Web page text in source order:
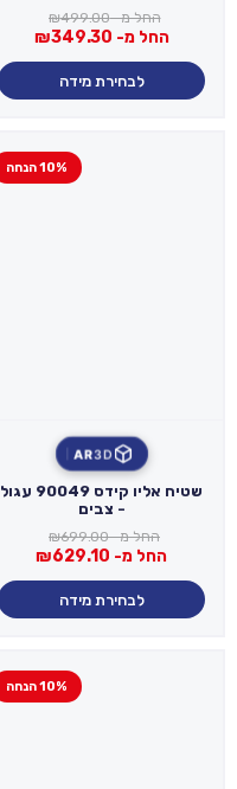
החל מ- ₪499.00
החל מ- ₪349.30
לבחירת מידה
10% הנחה
3D
AR
שטיח אליו קידס 90049 עגול
- צבים
החל מ- ₪699.00
החל מ- ₪629.10
לבחירת מידה
10% הנחה